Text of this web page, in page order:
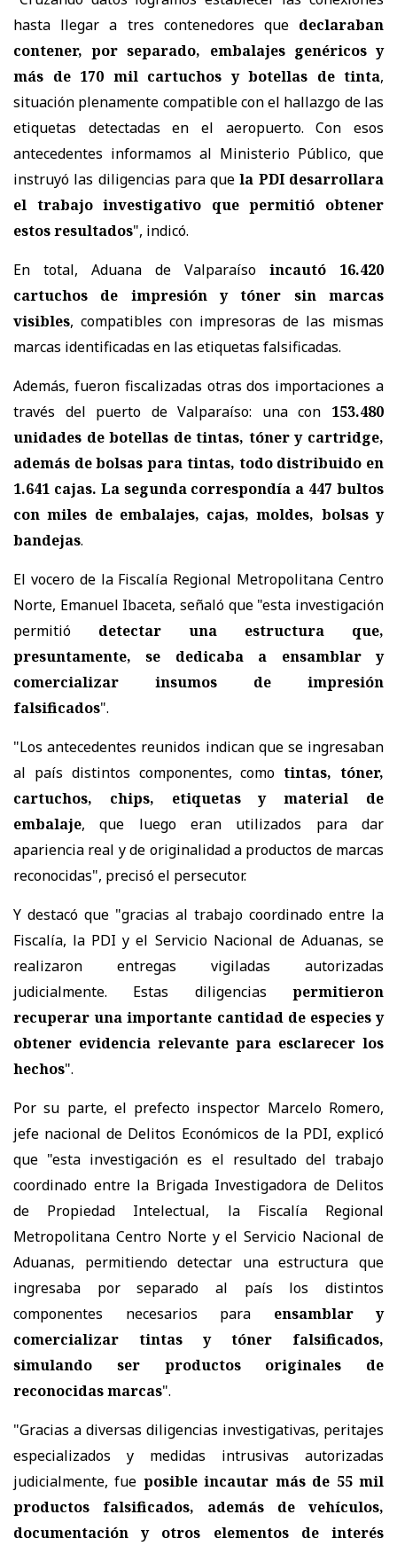
hasta llegar a tres contenedores que declaraban
contener, por separado, embalajes genéricos y
más de 170 mil cartuchos y botellas de tinta,
situación plenamente compatible con el hallazgo de las
etiquetas detectadas en el aeropuerto. Con esos
antecedentes informamos al Ministerio Público, que
instruyó las diligencias para quela PDI desarrollara
el trabajo investigativo que permitió obtener
estos resultados", indicó.
En total, Aduana de Valparaíso incautó 16.420
cartuchos de impresión y tóner sin marcas
visibles, compatibles con impresoras de las mismas
marcas identificadas en las etiquetas falsificadas.
Además, fueron fiscalizadas otras dos importaciones a
través del puerto de Valparaíso: una con 153.480
unidades de botellas de tintas, tóner y cartridge,
además de bolsas para tintas, todo distribuido en
1.641 cajas. La segunda correspondía a 447 bultos
con miles de embalajes, cajas, moldes, bolsas y
bandejas.
El vocero de la Fiscalía Regional Metropolitana Centro
Norte, Emanuel Ibaceta, señaló que "esta investigación
permitió detectar una estructura que,
presuntamente, se dedicaba a ensamblar y
comercializar insumos de impresión
falsificados".
"Los antecedentes reunidos indican que se ingresaban
al país distintos componentes, comotintas, tóner,
cartuchos, chips, etiquetas y material de
embalaje, que luego eran utilizados para dar
apariencia real y de originalidad a productos de marcas
reconocidas", precisó el persecutor.
Y destacó que "gracias al trabajo coordinado entre la
Fiscalía, la PDI y el Servicio Nacional de Aduanas, se
realizaron entregas vigiladas autorizadas
judicialmente. Estas diligencias permitieron
recuperar una importante cantidad de especies y
obtener evidencia relevante para esclarecer los
hechos".
Por su parte, el prefecto inspector Marcelo Romero,
jefe nacional de Delitos Económicos de la PDI, explicó
que "esta investigación es el resultado del trabajo
coordinado entre la Brigada Investigadora de Delitos
de Propiedad Intelectual, la Fiscalía Regional
Metropolitana Centro Norte y el Servicio Nacional de
Aduanas, permitiendo detectar una estructura que
ingresaba por separado al país los distintos
componentes necesarios para ensamblar y
comercializar tintas y tóner falsificados,
simulando ser productos originales de
reconocidas marcas".
"Gracias a diversas diligencias investigativas, peritajes
especializados y medidas intrusivas autorizadas
judicialmente, fue posible incautar más de 55 mil
productos falsificados, además de vehículos,
documentación y otros elementos de interés